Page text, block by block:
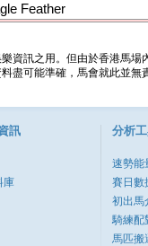
Feather
資訊之用。但由於香港馬
盡可能準確，馬會就此並
訊
庫
分析
速勢能
賽日數
初出馬
騎練配
馬匹搬